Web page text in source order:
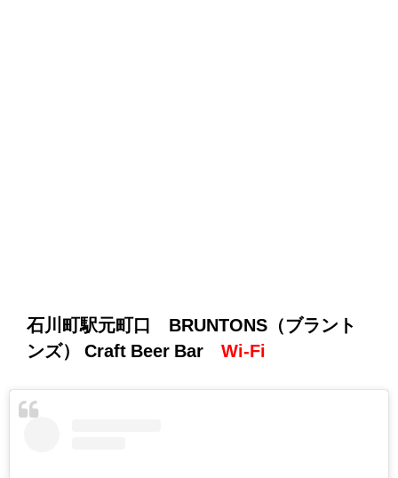
石川町駅元町口 BRUNTONS（ブラント
ンズ） Craft Beer Bar Wi-Fi